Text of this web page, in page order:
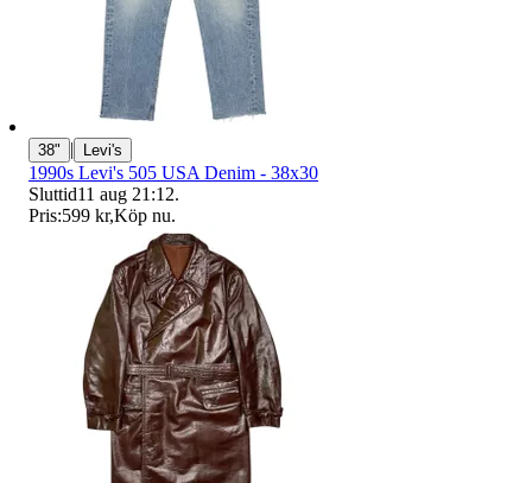
38" | Levi's
1990s Levi's 505 USA Denim - 38x30
Sluttid11 aug 21:12.
Pris:599 kr,Köp nu.